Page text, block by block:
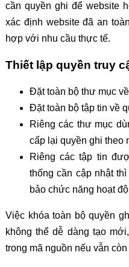
cần quyền ghi để website
xác định website đã an
hợp với nhu cầu thực tế.
Thiết lập quyền truy
Đặt toàn bộ thư mục
Đặt toàn bộ tập tin về
Riêng các thư mục
cấp lại quyền ghi theo
Riêng các tập tin
thống cần cập nhật
bảo chức năng hoạt
Việc khóa toàn bộ quyền
không thể dễ dàng tạo
trong mã nguồn nếu vẫn